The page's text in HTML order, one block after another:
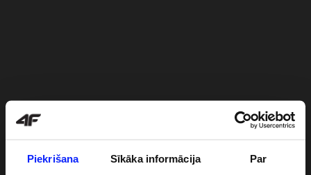
Piekrišana Sīkāka informācija Par